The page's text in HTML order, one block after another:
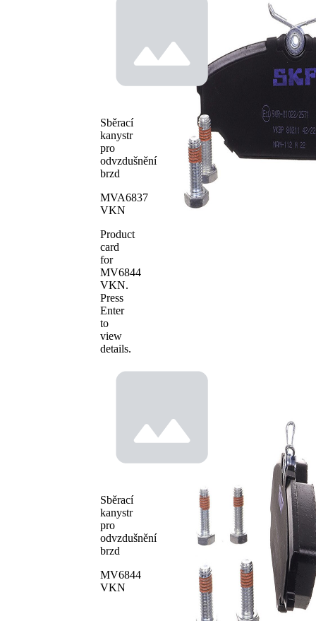
uzavírací
výstražný
ukazatel
bez
Brzdový
systém
WVA číslo
23172
Počet
Sběrací
kanystr
pro
odvzdušnění
brzd
MVA6837
VKN
Product
card
for
MV6844
VKN.
Press
Enter
to
view
details.
Sběrací
kanystr
pro
odvzdušnění
brzd
MV6844
VKN